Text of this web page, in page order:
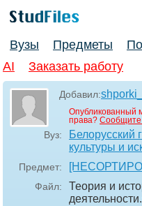
Вузы Предметы
AI
Заказать работу
Добавил:
Опубликованный
права?
Вуз:
Белорусский
культуры и
Предмет:
Файл:
Теория и
деятельности